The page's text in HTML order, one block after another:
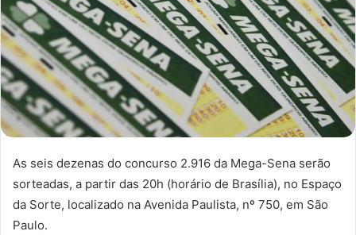
As seis dezenas do concurso 2.916 da Mega-Sena serão
sorteadas, a partir das 20h (horário de Brasília), no Espaço
da Sorte, localizado na Avenida Paulista, nº 750, em São
Paulo.